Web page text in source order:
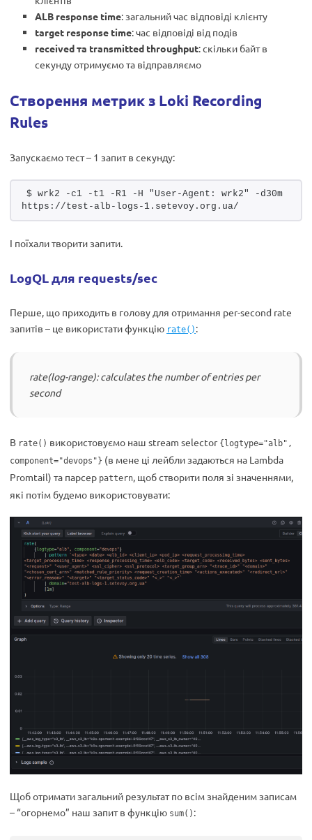
ALB response time: загальний час відповіді клієнту
target response time: час відповіді від подів
received та transmitted throughput: скільки байт в
секунду отримуємо та відправляємо
Створення метрик з Loki Recording
Rules
Запускаємо тест – 1 запит в секунду:
$ wrk2 -c1 -t1 -R1 -H "User-Agent: wrk2" -d30m
https://test-alb-logs-1.setevoy.org.ua/
І поїхали творити запити.
LogQL для requests/sec
Перше, що приходить в голову для отримання per-second rate
запитів – це використати функцію rate() :
rate(log-range): calculates the number of entries per
second
В rate() використовуємо наш stream selector {logtype="alb",
component="devops"} (в мене ці лейбли задаються на Lambda
Promtail) та парсер pattern, щоб створити поля зі значеннями,
які потім будемо використовувати:
Щоб отримати загальний результат по всім знайденим записам
– “огорнемо” наш запит в функцію sum() :